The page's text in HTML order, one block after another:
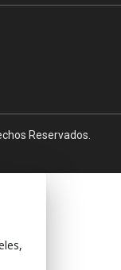
Reservados.